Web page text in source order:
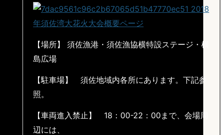
【場所】 須佐漁港・須佐漁協横特設ステージ・横
島広場
【駐車場】 須佐地域内各所にあります。下記参
照。
【車両進入禁止】 18：00-22：00まで、会場周
辺には、